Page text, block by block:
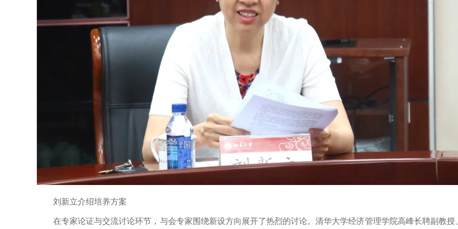
刘新立介绍培养方案
在专家论证与交流讨论环节，与会专家围绕新设方向展开了热烈的讨论。清华大学经济管理学院高峰长聘副教授